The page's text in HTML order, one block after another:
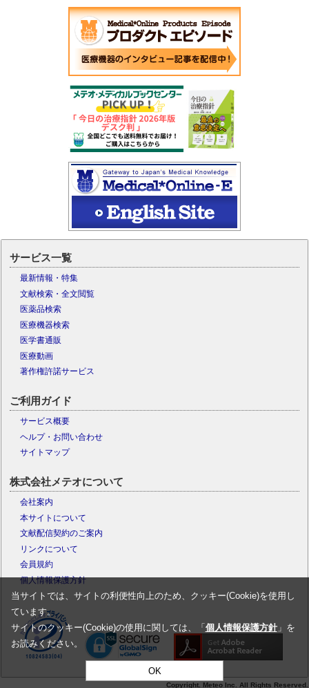
サービス一覧
最新情報・特集
文献検索・全文閲覧
医薬品検索
医療機器検索
医学書通販
医療動画
著作権許諾サービス
ご利用ガイド
サービス概要
ヘルプ・お問い合わせ
サイトマップ
株式会社メテオについて
会社案内
本サイトについて
文献配信契約のご案内
リンクについて
会員規約
個人情報保護方針
Copyright. Meteo Inc. All Rights Reserved.
当サイトでは、サイトの利便性向上のため、クッキー(Cookie)を使用し
ています。
サイトのクッキー(Cookie)の使用に関しては、「 個人情報保護方針」を
お読みください。
OK